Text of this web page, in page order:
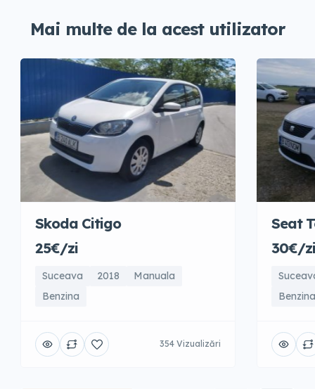
Mai multe de la acest utilizator
Skoda Citigo
25€/zi
Suceava 2018
Manuala
Benzina
354 Vizualizări
Seat
30€/zi
Benzina